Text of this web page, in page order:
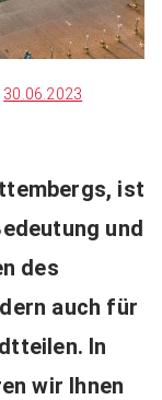
30.06.2023
ist
und
des
auch für
In
wir Ihnen